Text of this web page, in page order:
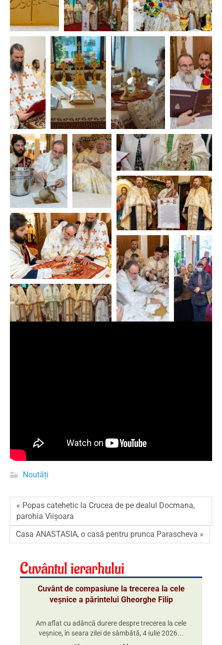
Noutăți
« Popas catehetic la Crucea de pe dealul Docmana,
parohia Viișoara
Casa ANASTASIA, o casă pentru prunca Parascheva »
Cuvântul ierarhului
Cuvânt de compasiune la trecerea la cele
veșnice a părintelui Gheorghe Filip
Am aflat cu adâncă durere despre trecerea la cele
veșnice, în seara zilei de sâmbătă, 4 iulie 2026...